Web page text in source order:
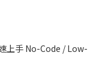
上手 No-Code / Low-